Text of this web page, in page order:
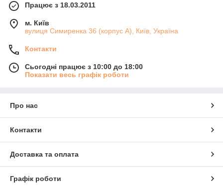
Працює з 18.03.2011
м. Київ
вулиця Симиренка 36 (корпус А), Київ, Україна
Контакти
Сьогодні працює з 10:00 до 18:00
Показати весь графік роботи
Про нас
Контакти
Доставка та оплата
Графік роботи